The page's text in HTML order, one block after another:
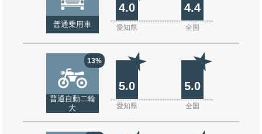
普通乗用車
4.0 4.4
愛知県 全国
13%
普通自動二輪
大
5.0 5.0
愛知県 全国